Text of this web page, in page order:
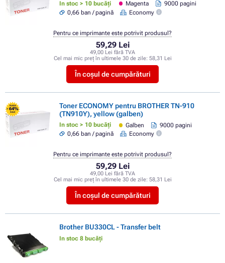
In stoc > 10 bucăți Magenta
9000 pagini
0,66 ban / pagină
Economy
59,29 Lei
49,00 Lei fără TVA
Cel mai mic preț în ultimele 30 de zile: 58,31 Lei
În coșul de cumpărături
Pentru ce imprimante este potrivit produsul?
FLASH
- 64%
SALE
Toner ECONOMY pentru BROTHER TN-910
(TN910Y), yellow (galben)
In stoc > 10 bucăți Galben
9000 pagini
0,66 ban / pagină
Economy
59,29 Lei
49,00 Lei fără TVA
Cel mai mic preț în ultimele 30 de zile: 58,31 Lei
În coșul de cumpărături
Pentru ce imprimante este potrivit produsul?
Brother BU330CL - Transfer belt
In stoc 8 bucăți